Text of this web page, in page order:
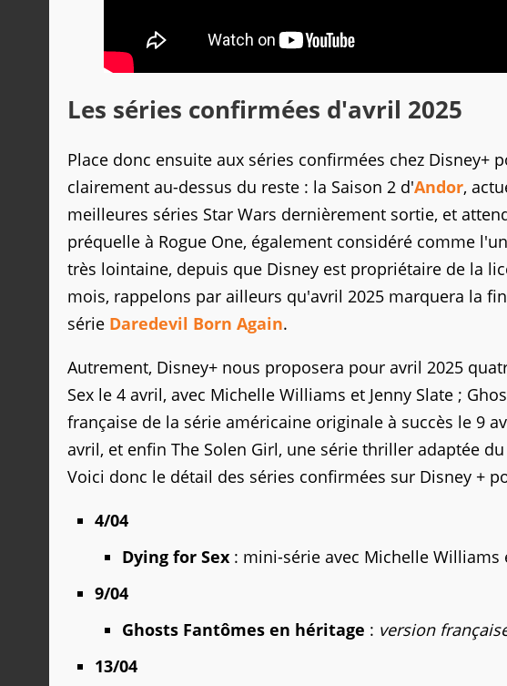
Les séries confirmées d'avril 2025
Place donc ensuite aux séries confirmées chez Disney+
clairement au-dessus du reste : la Saison 2 d'Andor,
meilleures séries Star Wars dernièrement sortie, et
préquelle à Rogue One, également considéré comme
très lointaine, depuis que Disney est propriétaire de la
mois, rappelons par ailleurs qu'avril 2025 marquera la
série Daredevil Born Again.
Autrement, Disney+ nous proposera pour avril 2025
Sex le 4 avril, avec Michelle Williams et Jenny Slate ;
française de la série américaine originale à succès le 9
avril, et enfin The Solen Girl, une série thriller adaptée
Voici donc le détail des séries confirmées sur Disney +
4/04
Dying for Sex : mini-série avec Michelle Williams
9/04
Ghosts Fantômes en héritage : version
13/04